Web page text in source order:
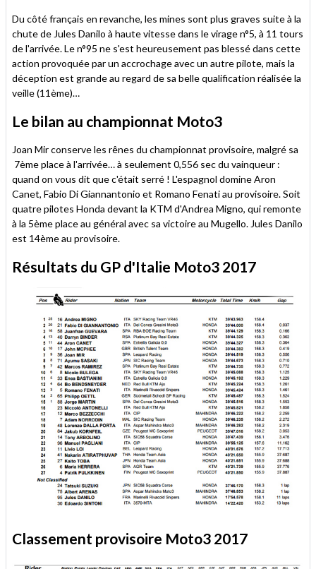
Du côté français en revanche, les mines sont plus graves suite à la
chute de Jules Danilo à haute vitesse dans le virage n°5, à 11 tours
de l'arrivée. Le n°95 ne s'est heureusement pas blessé dans cette
action provoquée par un accrochage avec un autre pilote, mais la
déception est grande au regard de sa belle qualification réalisée la
veille (11ème)…
Le bilan au championnat Moto3
Joan Mir conserve les rênes du championnat provisoire, malgré sa
7ème place à l'arrivée… à seulement 0,556 sec du vainqueur :
quand on vous dit que c'était serré ! L'espagnol domine Aron
Canet, Fabio Di Giannantonio et Romano Fenati au provisoire. Soit
quatre pilotes Honda devant la KTM d'Andrea Migno, qui remonte
à la 5ème place au général avec sa victoire au Mugello. Jules Danilo
est 14ème au provisoire.
Résultats du GP d'Italie Moto3 2017
Classement provisoire Moto3 2017